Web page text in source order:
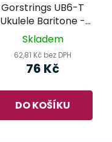
Gorstrings UB6-T
Ukulele Baritone -
struny pro
Skladem
62,81 Kč bez DPH
76 Kč
DO KOŠÍKU